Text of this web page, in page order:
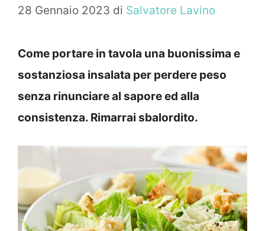
28 Gennaio 2023 di Salvatore Lavino
Come portare in tavola una buonissima e
sostanziosa insalata per perdere peso
senza rinunciare al sapore ed alla
consistenza. Rimarrai sbalordito.